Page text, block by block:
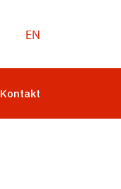
EN
Kontakt